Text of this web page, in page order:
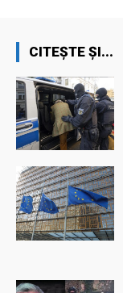
CITEȘTE ȘI...